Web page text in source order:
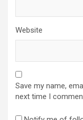
Website
Save my name,
next time I